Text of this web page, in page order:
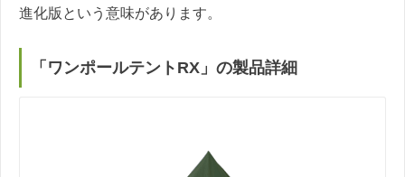
進化版という意味があります。
「ワンポールテントRX」の製品詳細